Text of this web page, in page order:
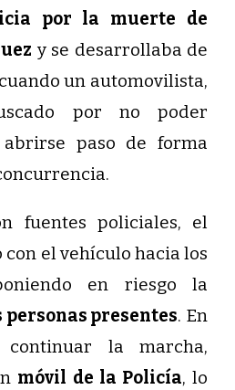
por la muerte de
y se desarrollaba de
un automovilista,
por no poder
paso de forma
fuentes policiales, el
el vehículo hacia los
en riesgo la
presentes. En
la marcha,
móvil de la Policía, lo